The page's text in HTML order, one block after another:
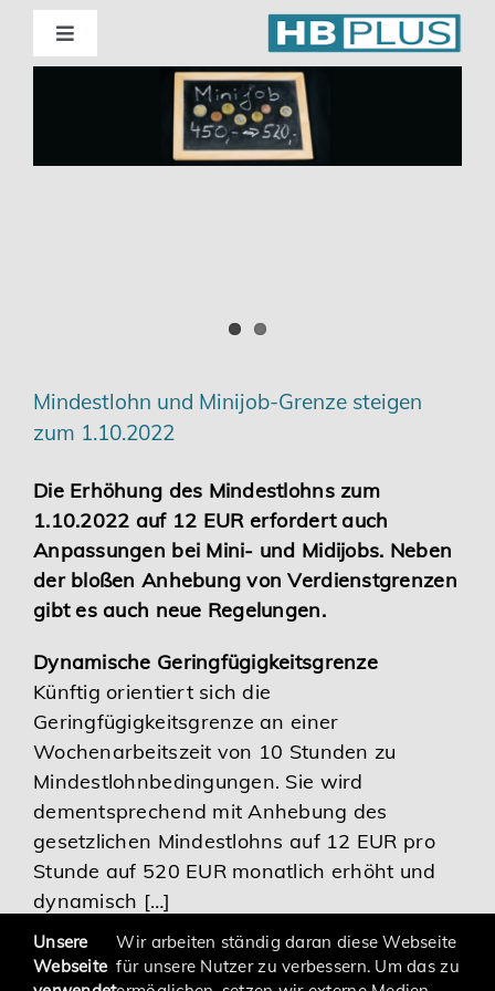
Skip
content
Toggle
Navigation
Beratung
Karriere
Services
Mindestlohn und Minijob-Grenze steigen
zum 1.10.2022
Die Erhöhung des Mindestlohns zum
1.10.2022 auf 12 EUR erfordert auch
Anpassungen bei Mini- und Midijobs. Neben
der bloßen Anhebung von Verdienstgrenzen
gibt es auch neue Regelungen.
Dynamische Geringfügigkeitsgrenze
Künftig orientiert sich die
Geringfügigkeitsgrenze an einer
Wochenarbeitszeit von 10 Stunden zu
Mindestlohnbedingungen. Sie wird
dementsprechend mit Anhebung des
gesetzlichen Mindestlohns auf 12 EUR pro
Stunde auf 520 EUR monatlich erhöht und
dynamisch […]
Unsere
Webseite
Wir arbeiten ständig daran diese Webseite
für unsere Nutzer zu verbessern. Um das zu